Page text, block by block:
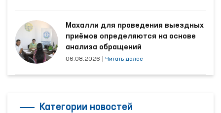
Махалли для проведения выездных
приёмов определяются на основе
анализа обращений
06.08.2026 Читать далее
Категории новостей